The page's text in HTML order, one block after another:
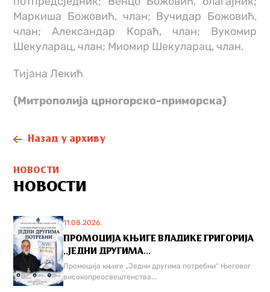
Маркиша Божовић, члан; Вучидар Божовић,
члан; Александар Кораћ, члан; Вукомир
Шекуларац, члан; Миомир Шекуларац, члан.
Тијана Лекић
(Митрополија црногорско-приморска)
Назад у архиву
НОВОСТИ
НОВОСТИ
11.08.2026.
ПРОМОЦИЈА КЊИГЕ ВЛАДИКЕ ГРИГОРИЈА
,,ЈЕДНИ ДРУГИМА...
Промоција књиге „Једни другима потребни“ Његовог
високопреосвештенства...